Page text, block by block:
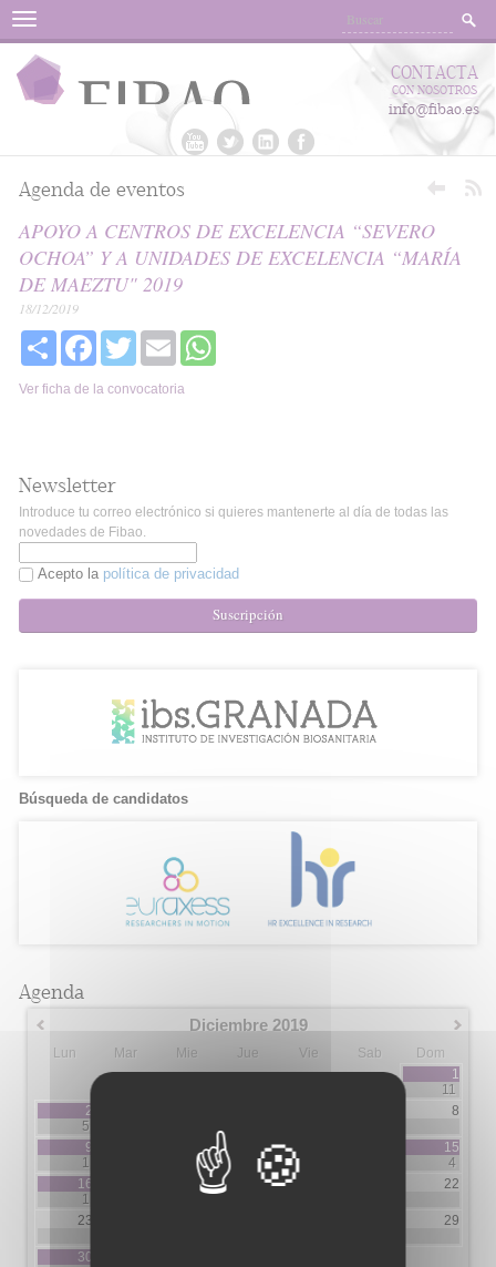
Menu
CONTACTA
CON NOSOTROS
info@fibao.es
Agenda de eventos
APOYO A CENTROS DE EXCELENCIA “SEVERO
OCHOA” Y A UNIDADES DE EXCELENCIA “MARÍA
DE MAEZTU" 2019
18/12/2019
Share FacebookTwitter Email
Ver ficha de la convocatoria
Newsletter
Introduce tu correo electrónico si quieres mantenerte al día de todas las
novedades de Fibao.
Acepto la política de privacidad
Suscripción
Búsqueda de candidatos
Agenda
Diciembre 2019
Lun Mar Mie Jue Vie Sab
Dom
1
11
2
5
8
9
1
11
1
12
3
15
4
16
1
18
3
19
22
23 29
30